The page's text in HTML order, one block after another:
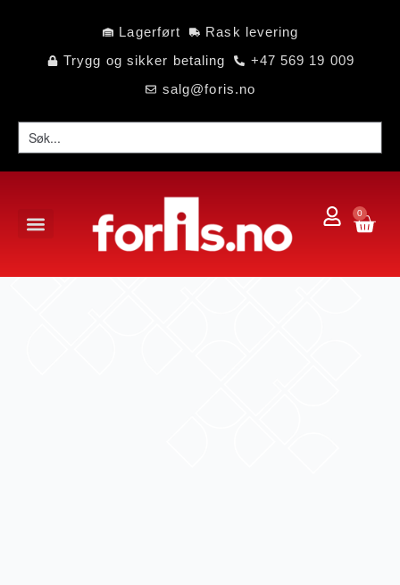
Lagerført
Rask levering
Trygg og sikker betaling
+47 569 19 009
salg@foris.no
0